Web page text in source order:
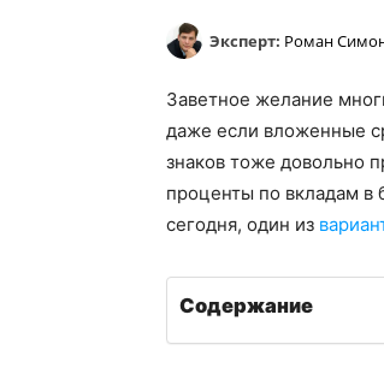
Эксперт: Роман
Заветное желание
даже если вложенные
знаков тоже довольно
проценты по вкладам в
сегодня, один из
Содержание